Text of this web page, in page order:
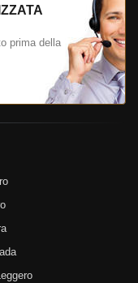
prima della